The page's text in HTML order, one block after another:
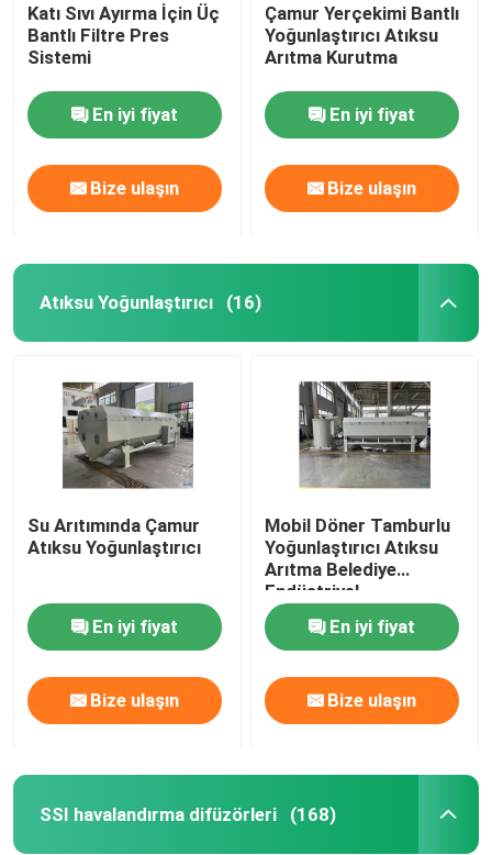
Katı Sıvı Ayırma İçin Üç
Bantlı Filtre Pres
Sistemi
En iyi fiyat
Bize ulaşın
Çamur Yerçekimi Bantlı
Yoğunlaştırıcı Atıksu
Arıtma Kurutma
En iyi fiyat
Bize ulaşın
Atıksu Yoğunlaştırıcı (16)
Su Arıtımında Çamur
Atıksu Yoğunlaştırıcı
En iyi fiyat
Bize ulaşın
Mobil Döner Tamburlu
Yoğunlaştırıcı Atıksu
Arıtma Belediye
Endüstriyel
En iyi fiyat
Bize ulaşın
SSI havalandırma difüzörleri (168)